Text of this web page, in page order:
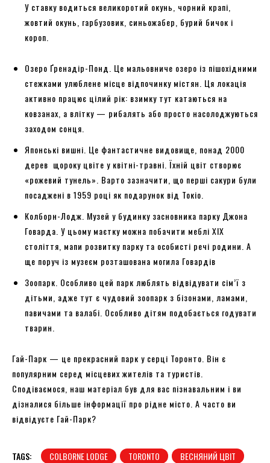
У ставку водиться великоротий окунь, чорний крапі,
жовтий окунь, гарбузовик, синьожабер, бурий бичок і
короп.
Озеро Ґренадір-Понд. Це мальовниче озеро із пішохідними
стежками улюблене місце відпочинку містян. Ця локація
активно працює цілий рік: взимку тут катаються на
ковзанах, а влітку — рибалять або просто насолоджуються
заходом сонця.
Японські вишні. Це фантастичне видовище, понад 2000
дерев щороку цвіте у квітні-травні. Їхній цвіт створює
«рожевий тунель». Варто зазначити, що перші сакури були
посаджені в 1959 році як подарунок від Токіо.
Колборн-Лодж. Музей у будинку засновника парку Джона
Говарда. У цьому маєтку можна побачити меблі XIX
століття, мапи розвитку парку та особисті речі родини. А
ще поруч із музеєм розташована могила Говардів
Зоопарк. Особливо цей парк люблять відвідувати сім’ї з
дітьми, адже тут є чудовий зоопарк з бізонами, ламами,
павичами та валабі. Особливо дітям подобається годувати
тварин.
Гай-Парк — це прекрасний парк у серці Торонто. Він є
популярним серед місцевих жителів та туристів.
Сподіваємося, наш матеріал був для вас пізнавальним і ви
дізналися більше інформації про рідне місто. А часто ви
відвідуєте Гай-Парк?
TAGS: COLBORNE LODGE TORONTO ВЕСНЯНИЙ ЦВІТ